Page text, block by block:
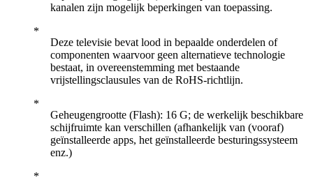
kanalen zijn mogelijk beperkingen van toepassing.
Deze televisie bevat lood in bepaalde onderdelen of
componenten waarvoor geen alternatieve technologie
bestaat, in overeenstemming met bestaande
vrijstellingsclausules van de RoHS-richtlijn.
Geheugengrootte (Flash): 16 G; de werkelijk beschikbare
schijfruimte kan verschillen (afhankelijk van (vooraf)
geïnstalleerde apps, het geïnstalleerde besturingssysteem
enz.)